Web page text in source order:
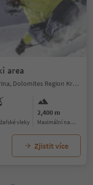
area
Ahrntal/Valle Aurina, Dolomites Region Kronplatz/Plan de Corones
vleky
2,400 m
Maximální nadmořská výška:
Zjistit více